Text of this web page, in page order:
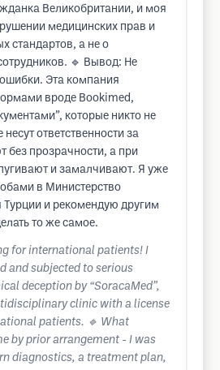
Великобритании, и моя
медицинских прав и
стандартов, а не о
🔹 Вывод: Не
Эта компания
вроде Bookimed,
которые никто не
ответственности за
без прозрачности, а при
и замалчивают. Я уже
в Министерство
Турции и рекомендую другим
то же самое.
for international patients! I
and subjected to serious
deception by “SoracaMed”,
clinic with a license
patients. 🔹 What
by prior arrangement - I was
diagnostics, a treatment plan,